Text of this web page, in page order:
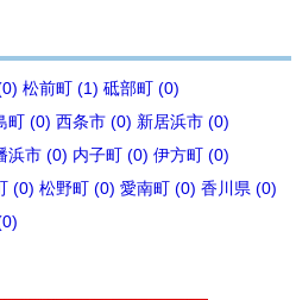
松前町 (1) 砥部町 (0)
町 (0) 西条市 (0) 新居浜市 (0)
浜市 (0) 内子町 (0) 伊方町 (0)
(0) 松野町 (0) 愛南町 (0) 香川県 (0)